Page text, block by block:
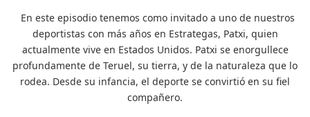
En este episodio tenemos como invitado a uno de nuestros
deportistas con más años en Estrategas, Patxi, quien
actualmente vive en Estados Unidos. Patxi se enorgullece
profundamente de Teruel, su tierra, y de la naturaleza que lo
rodea. Desde su infancia, el deporte se convirtió en su fiel
compañero.